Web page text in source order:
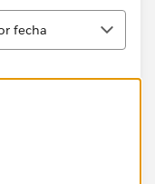
fecha